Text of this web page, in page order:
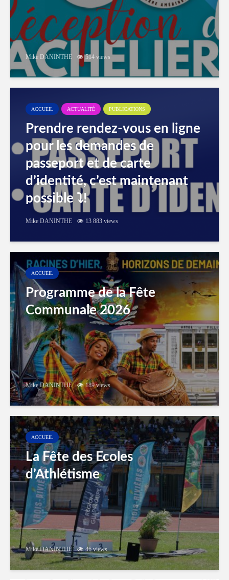
Mike DANINTHE 514 views
ACCUEIL ACTUALITÉ PUBLICATIONS
Prendre rendez-vous en ligne
pour les demandes de
passeport et de carte
d’identité, c’est maintenant
possible ⤵️!
Mike DANINTHE 13 883 views
ACCUEIL
Programme de la Fête
Communale 2026
Mike DANINTHE 189 views
ACCUEIL
La Fête des Ecoles
d’Athlétisme
Mike DANINTHE 46 views